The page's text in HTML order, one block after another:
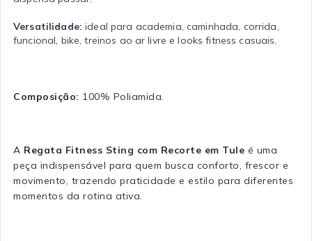
Versatilidade: ideal para academia, caminhada, corrida,
funcional, bike, treinos ao ar livre e looks fitness casuais.
Composição: 100% Poliamida.
A Regata Fitness Sting com Recorte em Tule é uma
peça indispensável para quem busca conforto, frescor e
movimento, trazendo praticidade e estilo para diferentes
momentos da rotina ativa.